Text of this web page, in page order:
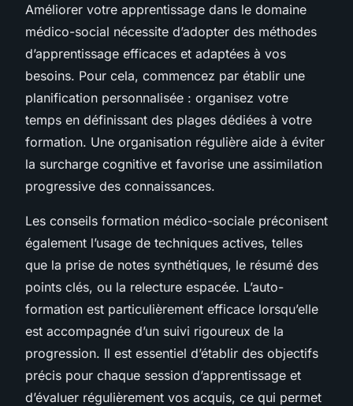
Améliorer votre apprentissage dans le domaine
médico-social nécessite d’adopter des méthodes
d’apprentissage efficaces et adaptées à vos
besoins. Pour cela, commencez par établir une
planification personnalisée : organisez votre
temps en définissant des plages dédiées à votre
formation. Une organisation régulière aide à éviter
la surcharge cognitive et favorise une assimilation
progressive des connaissances.
Les conseils formation médico-sociale préconisent
également l’usage de techniques actives, telles
que la prise de notes synthétiques, le résumé des
points clés, ou la relecture espacée. L’auto-
formation est particulièrement efficace lorsqu’elle
est accompagnée d’un suivi rigoureux de la
progression. Il est essentiel d’établir des objectifs
précis pour chaque session d’apprentissage et
d’évaluer régulièrement vos acquis, ce qui permet